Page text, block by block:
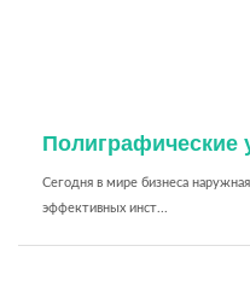
Полиграфические
Сегодня в мире бизнеса
эффективных инст...